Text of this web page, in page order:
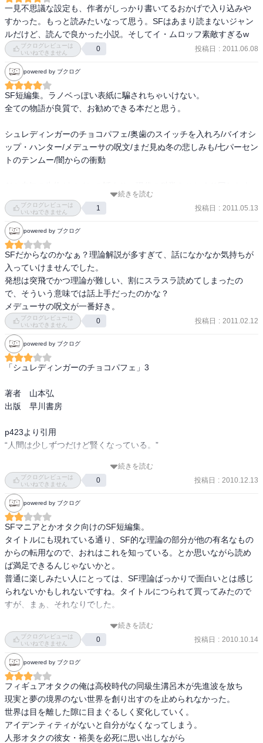
文庫版の解説でも言及されているが、山本弘という作家はその作品
世界において自らのアイディアを様々な形で作品世界に投影してい
るようだ。
だからこそひとつの理論が少しずつ形を変えて何度もでてきている
らしい。
そうとなれば他の作品も読まねばなるまいて。
またこの人の作品はその奇抜な設定もさることながら、そこに人が
描かれているのが素晴らしい。
は変わらないように思う。
このあたりが山本弘という作家に魅かれる一因なのであろう。
一見不思議な設定も、作者がしっかり書いてるおかげで入り込みや
すかった。もっと読みたいなって思う。SFはあまり読まないジャン
ルだけど、読んで良かった小説。そしてイ・ムロッフ素敵すぎるw
ブクログレビューは
いいねできません
0 投稿日 : 2011.06.08
powered by ブクログ
SF短編集。ラノベっぽい表紙に騙されちゃいけない。
全ての物語が良質で、お勧めできる本だと思う。
シュレディンガーのチョコパフェ/奥歯のスイッチを入れろ/バイオシ
ップ・ハンター/メデューサの呪文/まだ見ぬ冬の悲しみも/七パーセン
トのテンムー/闇からの衝動
うな作品が好きなので、シュレ～、奥歯～がお勧め。
メデューサ～も良い。
続きを読む
ブクログレビューは
いいねできません
1 投稿日 : 2011.05.13
powered by ブクログ
SFだからなのかなぁ？理論解説が多すぎて、話になかなか気持ちが
入っていけませんでした。
発想は突飛でかつ理論が難しい、割にスラスラ読めてしまったの
で、そういう意味では話上手だったのかな？
メデューサの呪文が一番好き。
ブクログレビューは
いいねできません
0 投稿日 : 2011.02.12
powered by ブクログ
「シュレディンガーのチョコパフェ」3
著者　山本弘
出版　早川書房
p423より引用
“人間は少しずつだけど賢くなっている。”
SF作家でと学会会長である著者による、
SF短編集。
2006年同社から刊行された単行本に、
短編一本を加えた文庫版。
理路整然としていながら、
そんな馬鹿なと思うような話が7話掲載されています。
上記の引用は、
解説の中の著者の他作品からの一文。
ここ最近の出来事を見ていると、
本当にこの分の通りになっているのかどうか、
この様なことが続いたとしても諦めずに、
より良くなろうとしなければならないのだろうと思います。
短篇なので少しずつ読みたい方でもあんしんです。
ーーーーー
続きを読む
ブクログレビューは
いいねできません
0 投稿日 : 2010.12.13
powered by ブクログ
SFマニアとかオタク向けのSF短編集。
タイトルにも現れている通り、SF的な理論の部分が他の有名なもの
からの転用なので、おれはこれを知っている。とか思いながら読め
ば満足できるんじゃないかと。
普通に楽しみたい人にとっては、SF理論ばっかりで面白いとは感じ
られないかもしれないですね。タイトルにつられて買ってみたので
すが、まぁ、それなりでした。
唯一、７%のテンムーのアイディアは好きだった。落ちが、結局愛よ
ね。って安直さにはがっかりしましたけど。
続きを読む
ブクログレビューは
いいねできません
0 投稿日 : 2010.10.14
powered by ブクログ
フィギュアオタクの俺は高校時代の同級生溝呂木が先進波を放ち
現実と夢の境界のない世界を創り出すのを止められなかった。
世界は目を離した隙に目まぐるしく変化していく。
アイデンティティがないと自分がなくなってしまう。
人形オタクの彼女・裕美を必死に思い出しながら